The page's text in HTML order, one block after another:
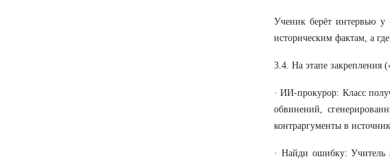
Ученик берёт интервью у
историческим фактам, а
3.4. На этапе закрепления
· ИИ-прокурор: Класс
обвинений,
контраргументы в
· Найди ошибку: Учитель